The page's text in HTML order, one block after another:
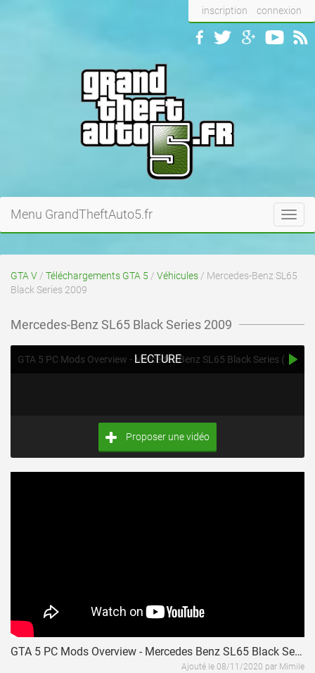
inscription connexion
Menu GrandTheftAuto5.fr
GTA V / Téléchargements GTA 5 / Véhicules / Mercedes-Benz SL65
Black Series 2009
Mercedes-Benz SL65 Black Series 2009
GTA 5 PC Mods Overview - Mercedes Benz SL65 Black Series ( NVE & RTX )
LECTURE
Proposer une vidéo
GTA 5 PC Mods Overview - Mercedes Benz SL65 Black Series ( NVE & RTX )
Ajouté le 08/11/2020 par Mimile